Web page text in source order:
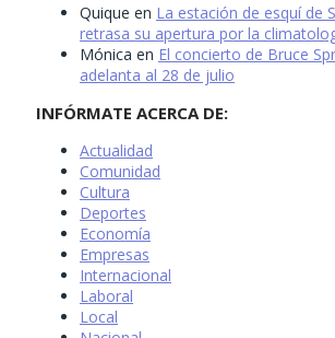
Quique en La estación de esquí de
retrasa su apertura por la
Mónica en El concierto de Bruce
adelanta al 28 de julio
INFÓRMATE ACERCA DE:
Actualidad
Comunidad
Cultura
Deportes
Economía
Empresas
Internacional
Laboral
Local